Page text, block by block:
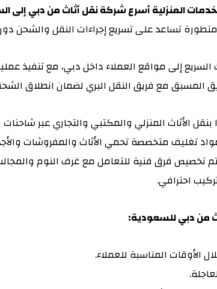
المنزلية أسرع شركة نقل أثاث من دبي إلى
تساعد على تسريع إجراءات النقل والشحن
السريع إلى مواقع العملاء داخل دبي، مع تنفيذ
المسبق مع فريق النقل البري لضمان انطلاق
الأثاث المنزلي والمكتبي والتجاري عبر
تغليف متخصصة تحمي الأثاث والمفروشات
تخصيص فرق فنية للتعامل مع غرف النوم
احترافي.
من دبي للسعودية:
الأوقات المناسبة للعملاء.